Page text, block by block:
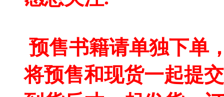
预售书籍请单独下单
将预售和现货一起提